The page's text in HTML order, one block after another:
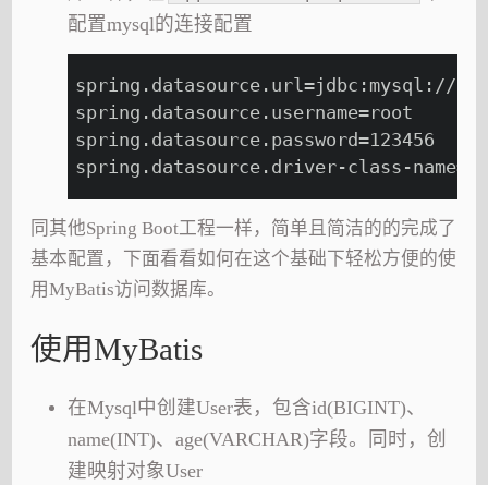
配置mysql的连接配置
spring.datasource.url=jdbc:mysql://
spring.datasource.username=root
spring.datasource.password=123456
spring.datasource.driver-class-
同其他Spring Boot工程一样，简单且简洁的的完成了
基本配置，下面看看如何在这个基础下轻松方便的使
用MyBatis访问数据库。
使用MyBatis
在Mysql中创建User表，包含id(BIGINT)、
name(INT)、age(VARCHAR)字段。同时，创
建映射对象User